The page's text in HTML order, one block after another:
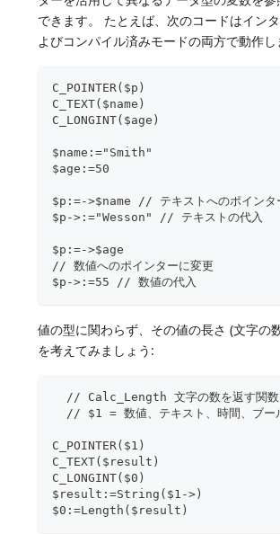
できます。 たとえば、次のコードはイン
よびコンパイル済みモードの両方で動作し
C_POINTER($p)
C_TEXT($name)
C_LONGINT($age)
$name:="Smith"
$age:=50
$p:=->$name // テキストへのポインタ
$p->:="Wesson" // テキストの代入
$p:=->$age
// 数値へのポインターに変更
$p->:=55 // 数値の代入
値の型に関わらず、その値の長さ (文字の
を考えてみましょう:
  // Calc_Length 文字の数を返す関数
// $1 = 数値、テキスト、時間、ブー
C_POINTER($1)
C_TEXT($result)
C_LONGINT($0)
$result:=String($1->)
$0:=Length($result)